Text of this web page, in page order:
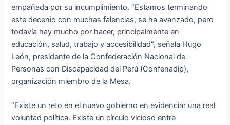
empañada por su incumplimiento. “Estamos terminando
este decenio con muchas falencias, se ha avanzado, pero
todavía hay mucho por hacer, principalmente en
educación, salud, trabajo y accesibilidad”, señala Hugo
León, presidente de la Confederación Nacional de
Personas con Discapacidad del Perú (Confenadip),
organización miembro de la Mesa.
“Existe un reto en el nuevo gobierno en evidenciar una real
voluntad política. Existe un círculo vicioso entre